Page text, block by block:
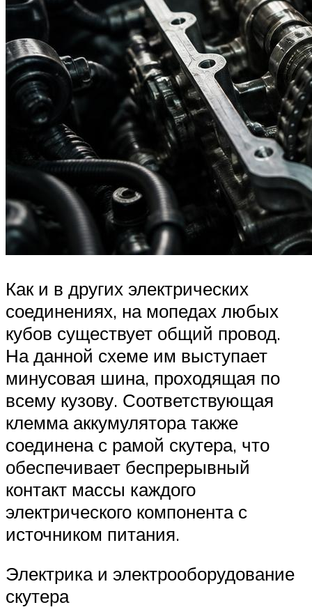
Как и в других электрических
соединениях, на мопедах любых
кубов существует общий провод.
На данной схеме им выступает
минусовая шина, проходящая по
всему кузову. Соответствующая
клемма аккумулятора также
соединена с рамой скутера, что
обеспечивает беспрерывный
контакт массы каждого
электрического компонента с
источником питания.
Электрика и электрооборудование
скутера